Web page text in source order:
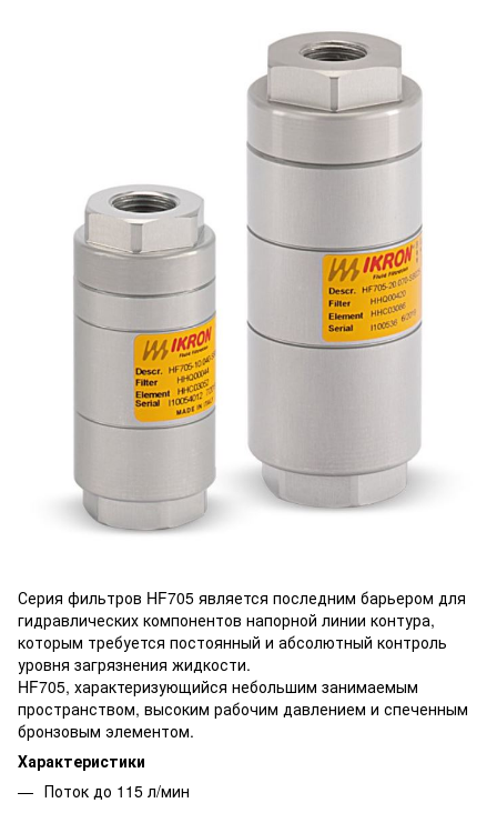
Серия фильтров HF705 является последним барьером для
гидравлических компонентов напорной линии контура,
которым требуется постоянный и абсолютный контроль
уровня загрязнения жидкости.
HF705, характеризующийся небольшим занимаемым
пространством, высоким рабочим давлением и спеченным
бронзовым элементом.
Характеристики
Поток до 115 л/мин